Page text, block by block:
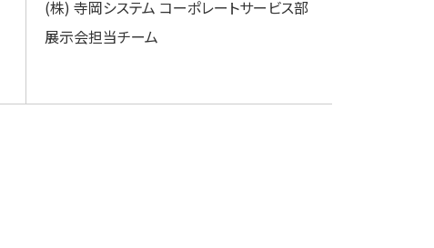
(株) 寺岡システム コーポレートサービス部
展示会担当チーム